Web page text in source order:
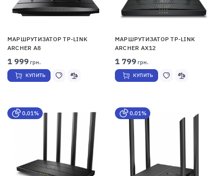
МАРШРУТИЗАТОР TP-LINK
ARCHER A8
1 999 грн.
КУПИТЬ
МАРШРУТИЗАТОР TP-LINK
ARCHER AX12
1 799 грн.
КУПИТЬ
0,01% 0,01%